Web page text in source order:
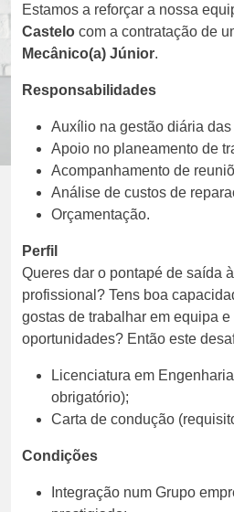
Estamos a reforçar a nossa
Castelo com a contratação de
Mecânico(a) Júnior.
Responsabilidades
Auxílio na gestão diária
Apoio no planeamento de
Acompanhamento de
Análise de custos de
Orçamentação.
Perfil
Queres dar o pontapé de saída
profissional? Tens boa
gostas de trabalhar em equipa
oportunidades? Então este
Licenciatura em
obrigatório);
Carta de condução
Condições
Integração num Grupo